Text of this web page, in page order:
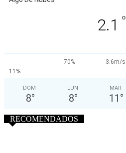
2.1 °
70%
3.6m/s
11%
DOM
8°
LUN
8°
MAR
11 °
RECOMENDADOS